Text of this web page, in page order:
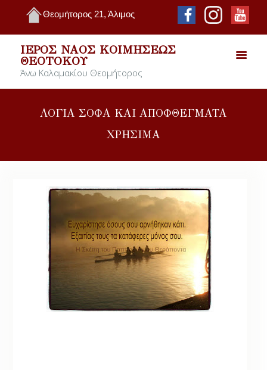
Θεομήτορος 21, Άλιμος
ΙΕΡΌΣ ΝΑΌΣ ΚΟΙΜΉΣΕΩΣ
ΘΕΟΤΌΚΟΥ
Άνω Καλαμακίου Θεομήτορος
ΛΟΓΙΑ ΣΟΦΑ ΚΑΙ ΑΠΟΦΘΕΓΜΑΤΑ
ΧΡΗΣΙΜΑ